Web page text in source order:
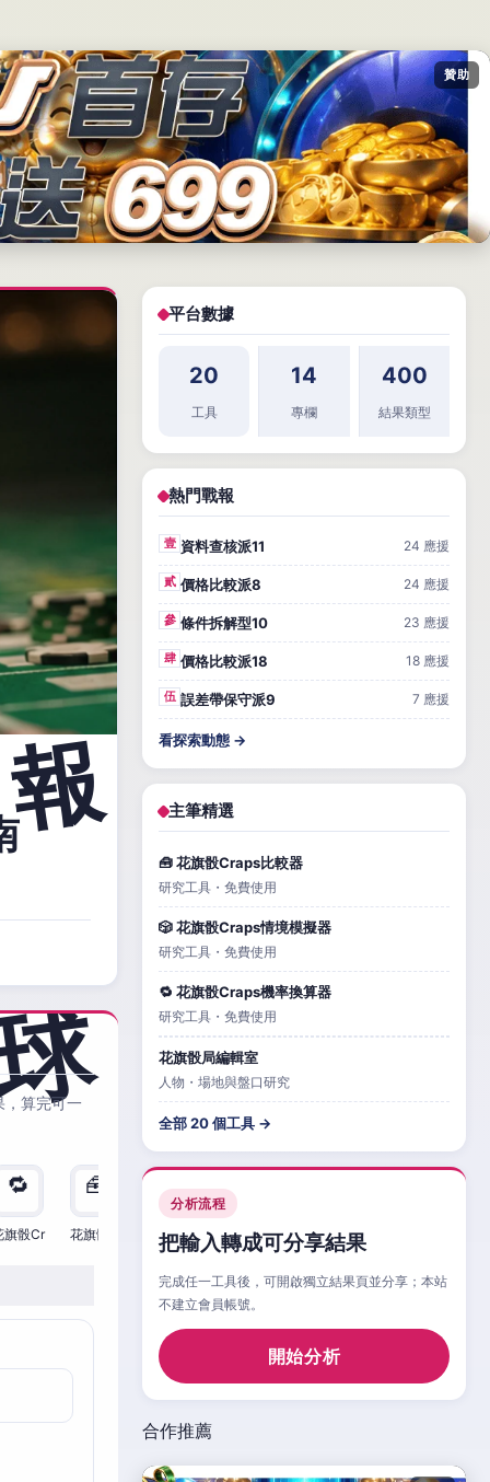
贊助
算完可一
🔁
旗骰Cr
🧰
花旗骰Cr
🧮
花旗骰Cr 花旗骰Cr 花旗骰Cr
平台數據
20
工具
14
專欄
400
結果類型
熱門戰報
壹 資料查核派11 24 應援
貳 價格比較派8 24 應援
參 條件拆解型10 23 應援
肆 價格比較派18 18 應援
伍 誤差帶保守派9 7 應援
看探索動態 →
主筆精選
🧰 花旗骰Craps比較器
研究工具・免費使用
🎲 花旗骰Craps情境模擬器
研究工具・免費使用
🔁 花旗骰Craps機率換算器
研究工具・免費使用
花旗骰局編輯室
人物・場地與盤口研究
全部 20 個工具 →
分析流程
把輸入轉成可分享結果
完成任一工具後，可開啟獨立結果頁並分享；本站
不建立會員帳號。
開始分析
合作推薦